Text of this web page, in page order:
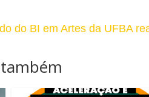
do BI em Artes da UFBA